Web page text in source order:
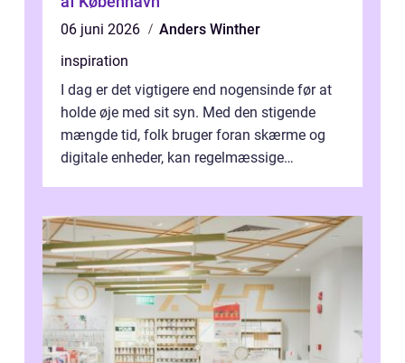
06 juni 2026
Anders Winther
inspiration
I dag er det vigtigere end nogensinde før at
holde øje med sit syn. Med den stigende
mængde tid, folk bruger foran skærme og
digitale enheder, kan regelmæssige